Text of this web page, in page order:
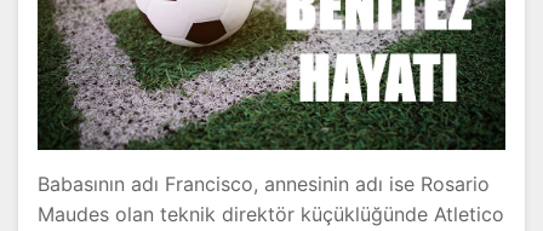
Babasının adı Francisco, annesinin adı ise Rosario
Maudes olan teknik direktör küçüklüğünde Atletico